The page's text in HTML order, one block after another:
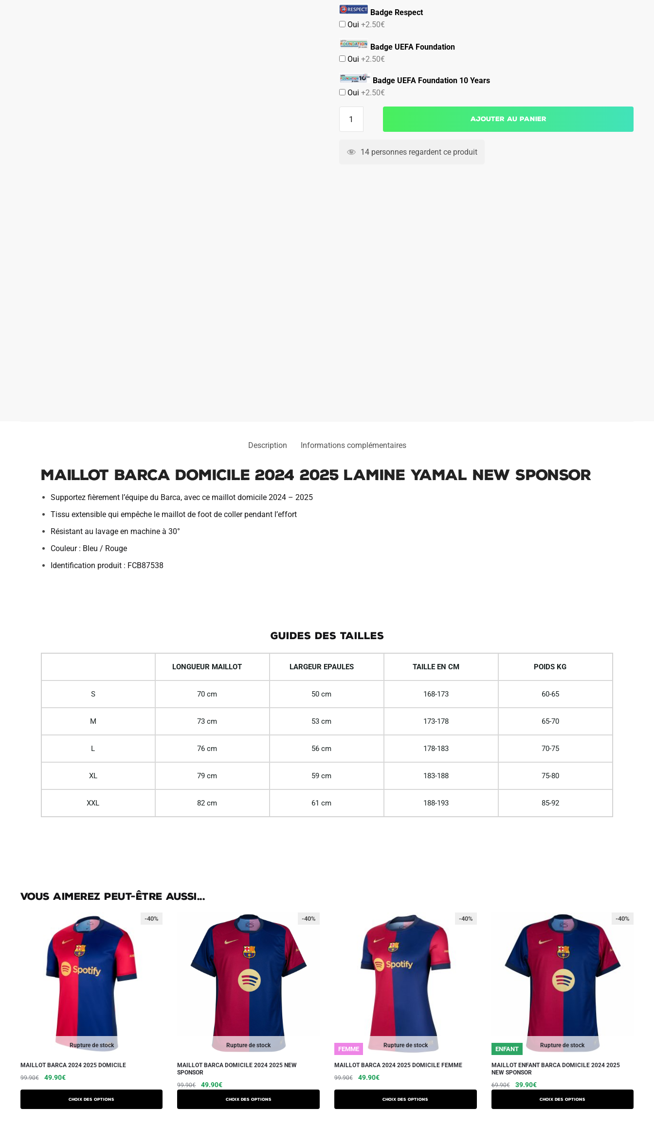
Badge Respect
Oui+2.50€
Badge UEFA Foundation
Oui+2.50€
Badge UEFA Foundation 10 Years
Oui+2.50€
Barca
Ajouter au panier
14 personnes regardent ce produit
Description Informations complémentaires
Maillot Barca Domicile 2024 2025 Lamine Yamal New Sponsor
Supportez fièrement l’équipe du Barca, avec ce maillot domicile 2024 – 2025
Tissu extensible qui empêche le maillot de foot de coller pendant l’effort
Résistant au lavage en machine à 30°
Couleur : Bleu / Rouge
Identification produit : FCB87538
GUIDES DES TAILLES
LONGUEUR MAILLOT LARGEUR EPAULES TAILLE EN CM POIDS KG
S 70 cm 50 cm 168-173 60-65
M 73 cm 53 cm 173-178 65-70
L 76 cm 56 cm 178-183 70-75
XL 79 cm 59 cm 183-188 75-80
XXL 82 cm 61 cm 188-193 85-92
Vous aimerez peut-être aussi...
Rupture de stock
-40%
MAILLOT BARCA 2024 2025 DOMICILE
99.90€
Le
était :
49.90€Le
actuel
est :
Choix des options
Ce
produit
a
Rupture de stock
-40%
MAILLOT BARCA DOMICILE 2024 2025 NEW
SPONSOR
99.90€
Le
49.90€Le
Choix des options
Ce
produit
a
Rupture de stock
-40%
FEMME
MAILLOT BARCA 2024 2025 DOMICILE FEMME
99.90€
Le
était :
49.90€Le
actuel
est :
Choix des options
Ce
produit
a
Rupture de stock
-40%
ENFANT
MAILLOT ENFANT BARCA DOMICILE 2024 2025
NEW SPONSOR
69.90€
Le
39.90€Le
Choix des options
Ce
produit
a